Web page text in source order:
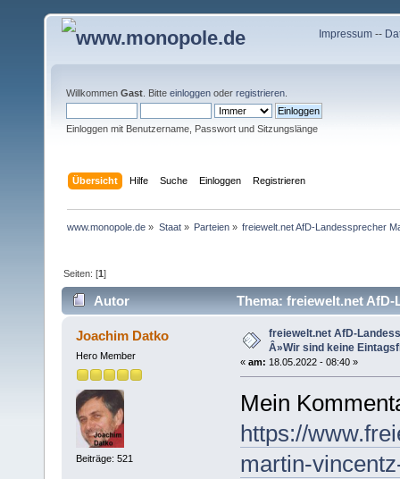
Impressum--
Willkommen Gast . Bitte einloggen oder registrieren
Einloggen mit Benutzername, Passwort und Sitzungslänge
Übersicht Hilfe Suche Einloggen Registrieren
www.monopole.de » Staat» Parteien» freiewelt.net AfD-Landessprecher
Seiten: [1]
Autor
Thema: freiewelt.net
(Gelesen 18496 mal)
Joachim Datko
Hero Member
Beiträge: 521
freiewelt.net AfD-
Â»Wir sind keine
« am: 18.05.2022 - 08:40 »
Mein
https://
martin-